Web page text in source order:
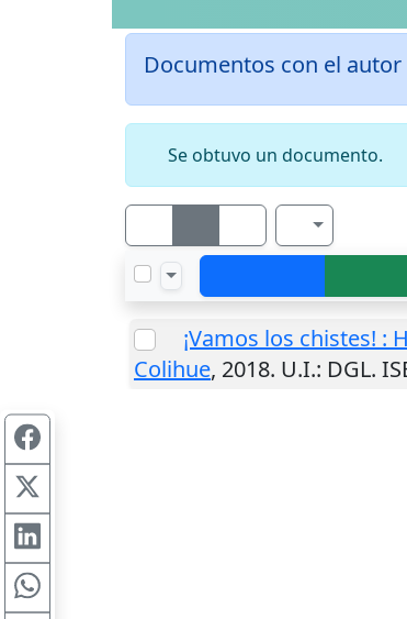
Documentos con el autor
Se obtuvo un documento.
¡Vamos los chistes! :
Colihue, 2018. U.I.: DGL.